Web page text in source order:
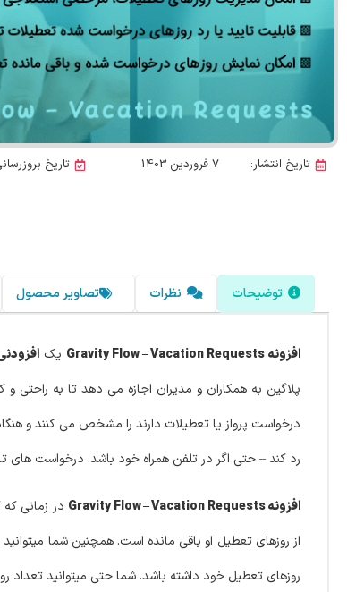
تاریخ انتشار: 7 فروردین 1403 تاریخ
توضیحات نظرات تصاویر محصول
افزونه Gravity Flow – Vacation Requests یک
پلاگین به همکاران و مدیران اجازه می دهد تا به راحتی
درخواست پرواز یا تعطیلات دارند را مشخص می کنند و
رد کند – حتی اگر در تلفن همراه خود باشد. درخواست
افزونه Gravity Flow – Vacation Requests
در زمانی
از روزهای تعطیل او باقی مانده است. همچنین شما
روزهای تعطیل خود داشته باشد. شما حتی میتوانید تعداد